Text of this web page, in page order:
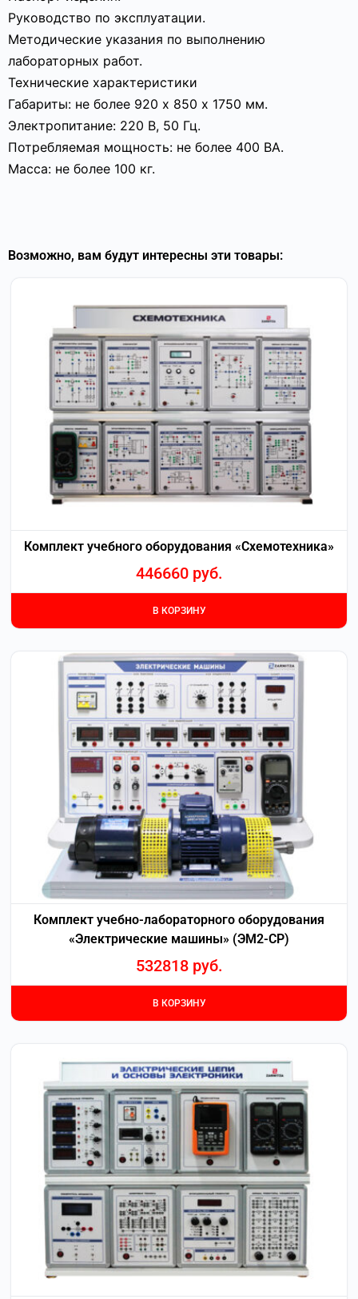
Руководство по эксплуатации.
Методические указания по выполнению
лабораторных работ.
Технические характеристики
Габариты: не более 920 х 850 х 1750 мм.
Электропитание: 220 В, 50 Гц.
Потребляемая мощность: не более 400 ВА.
Масса: не более 100 кг.
Возможно, вам будут интересны эти товары:
Комплект учебного оборудования «Схемотехника»
446660 руб.
В КОРЗИНУ
Комплект учебно-лабораторного оборудования
«Электрические машины» (ЭМ2-СР)
532818 руб.
В КОРЗИНУ